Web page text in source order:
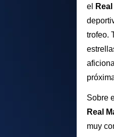
el
trofeo.
Sobre
Real
muy